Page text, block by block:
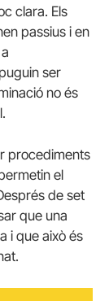
clara. Els
passius i en
ser
no és
procediments
el
de set
que una
i que això és